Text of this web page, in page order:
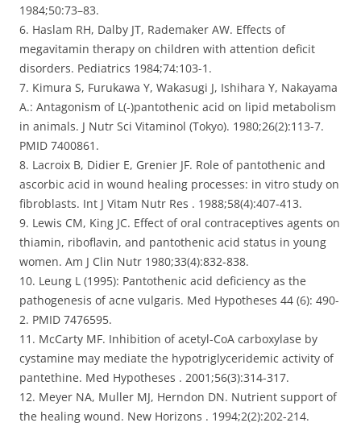
1984;50:73–83.
6. Haslam RH, Dalby JT, Rademaker AW. Effects of
megavitamin therapy on children with attention deficit
disorders. Pediatrics 1984;74:103-1.
7. Kimura S, Furukawa Y, Wakasugi J, Ishihara Y, Nakayama
A.: Antagonism of L(-)pantothenic acid on lipid metabolism
in animals. J Nutr Sci Vitaminol (Tokyo). 1980;26(2):113-7.
PMID 7400861.
8. Lacroix B, Didier E, Grenier JF. Role of pantothenic and
ascorbic acid in wound healing processes: in vitro study on
fibroblasts. Int J Vitam Nutr Res . 1988;58(4):407-413.
9. Lewis CM, King JC. Effect of oral contraceptives agents on
thiamin, riboflavin, and pantothenic acid status in young
women. Am J Clin Nutr 1980;33(4):832-838.
10. Leung L (1995): Pantothenic acid deficiency as the
pathogenesis of acne vulgaris. Med Hypotheses 44 (6): 490-
2. PMID 7476595.
11. McCarty MF. Inhibition of acetyl-CoA carboxylase by
cystamine may mediate the hypotriglyceridemic activity of
pantethine. Med Hypotheses . 2001;56(3):314-317.
12. Meyer NA, Muller MJ, Herndon DN. Nutrient support of
the healing wound. New Horizons . 1994;2(2):202-214.